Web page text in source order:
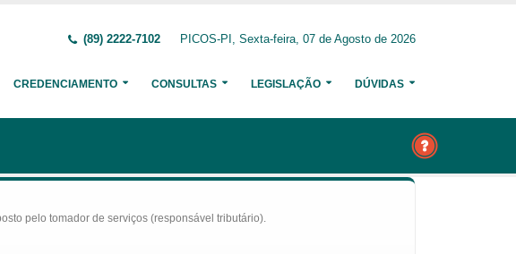
(89) 2222-7102 PICOS-PI, Sexta-feira, 07 de Agosto de 2026
CREDENCIAMENTO CONSULTAS LEGISLAÇÃO DÚVIDAS
pelo tomador de serviços (responsável tributário).